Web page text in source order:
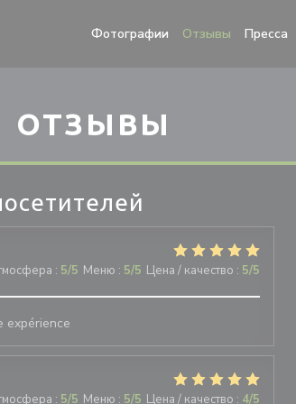
Фотографии Отзывы Пресса
ОТЗЫВЫ
: 5/5 Меню : 5/5 Цена / качество : 5/5
expérience
: 5/5 Меню : 5/5 Цена / качество : 4/5